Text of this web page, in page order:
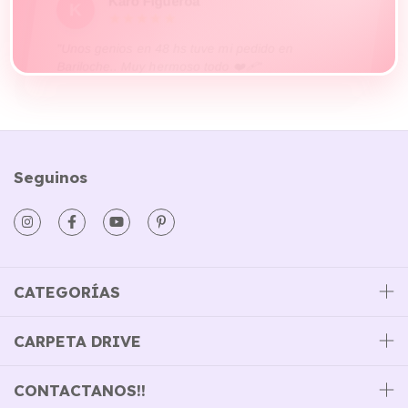
Seguinos
CATEGORÍAS
CARPETA DRIVE
CONTACTANOS!!